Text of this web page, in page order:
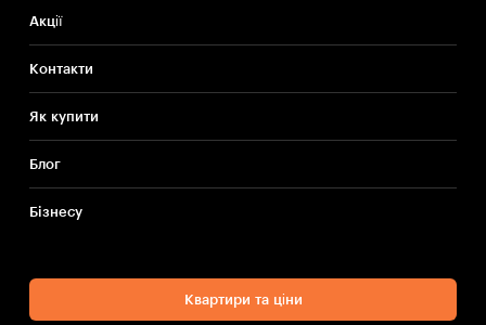
Акції
Контакти
Як купити
Блог
Бiзнесу
Квартири та ціни